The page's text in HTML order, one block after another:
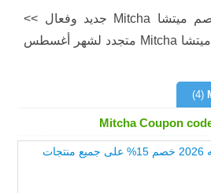
كود خصم ميتشا Mitcha جديد وفعال >>
كوبون ميتشا Mitcha متجدد لشهر أغسطس
(4)
كود خصم ميتشا السعوديه 2026 خصم 15% على جميع منتجات